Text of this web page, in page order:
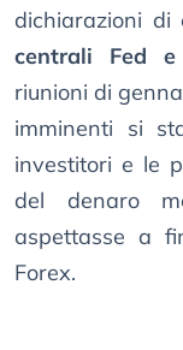
dichiarazioni di
centrali Fed e
riunioni di
imminenti si
investitori e le
del denaro
aspettasse a
Forex.